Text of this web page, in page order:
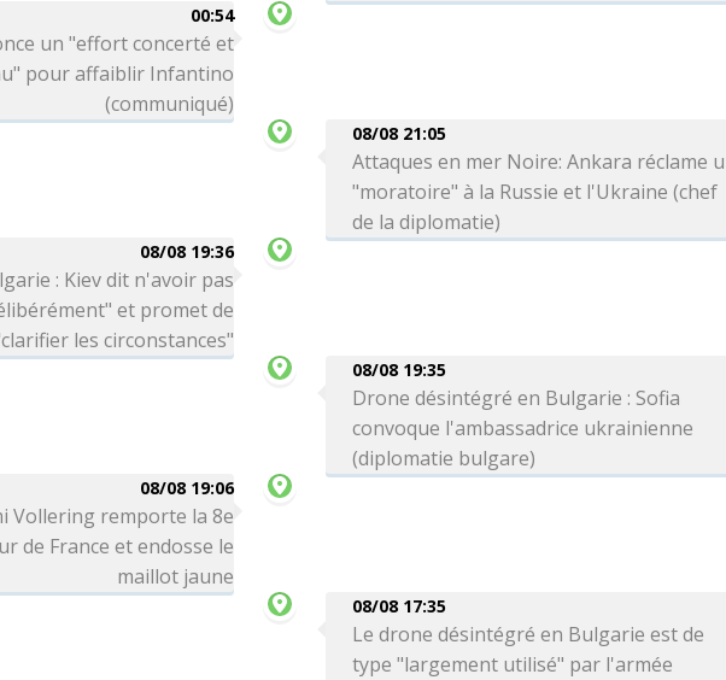
00:54
un "effort concerté et
pour affaiblir Infantino
(communiqué)
08/08 21:05
Attaques en mer Noire: Ankara réclame
"moratoire" à la Russie et l'Ukraine (chef
de la diplomatie)
08/08 19:36
: Kiev dit n'avoir pas
et promet de
les circonstances"
08/08 19:35
Drone désintégré en Bulgarie : Sofia
convoque l'ambassadrice ukrainienne
(diplomatie bulgare)
08/08 19:06
Vollering remporte la 8e
de France et endosse le
maillot jaune
08/08 17:35
Le drone désintégré en Bulgarie est de
type "largement utilisé" par l'armée